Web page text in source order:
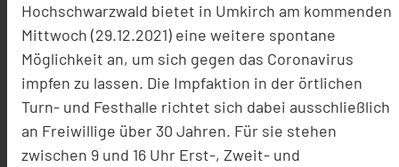
Hochschwarzwald bietet in Umkirch am kommenden
Mittwoch (29.12.2021) eine weitere spontane
Möglichkeit an, um sich gegen das Coronavirus
impfen zu lassen. Die Impfaktion in der örtlichen
Turn- und Festhalle richtet sich dabei ausschließlich
an Freiwillige über 30 Jahren. Für sie stehen
zwischen 9 und 16 Uhr Erst-, Zweit- und